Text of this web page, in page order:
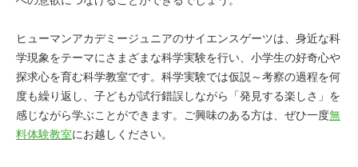
ヒューマンアカデミージュニアのサイエンスゲーツは、身近な科
学現象をテーマにさまざまな科学実験を行い、小学生の好奇心や
探求心を育む科学教室です。科学実験では仮説～考察の過程を何
度も繰り返し、子どもが試行錯誤しながら「発見する楽しさ」を
感じながら学ぶことができます。ご興味のある方は、ぜひ一度無
料体験教室にお越しください。